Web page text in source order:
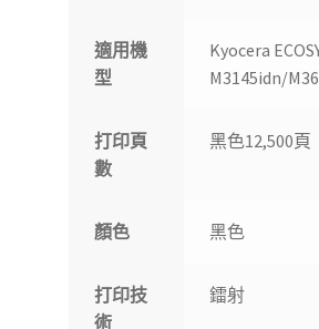
適用機
型
Kyocera
M3145idn/
打印頁
數
黑色12,500頁
顏色 黑色
打印技
術
鐳射